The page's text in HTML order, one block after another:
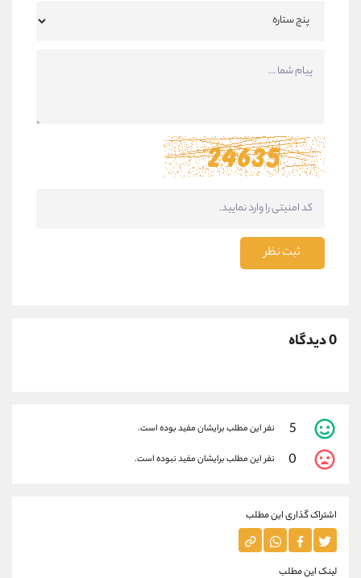
ثبت نظر
0 دیدگاه
5 نفر این مطلب برایشان مفید بوده است.
0 نفر این مطلب برایشان مفید نبوده است.
اشتراک گذاری این مطلب
لینک این مطلب